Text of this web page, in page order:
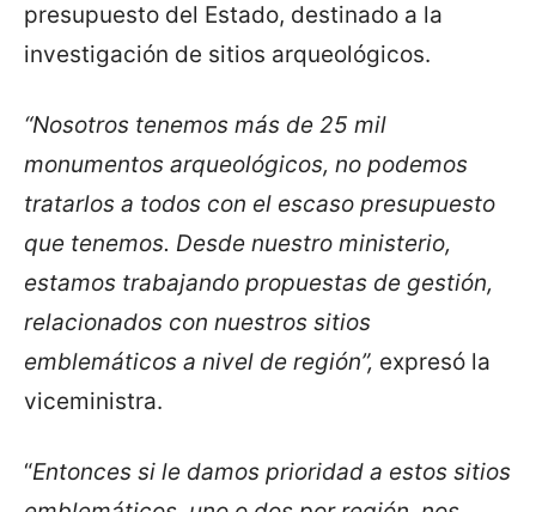
presupuesto del Estado, destinado a la
investigación de sitios arqueológicos.
“Nosotros tenemos más de 25 mil
monumentos arqueológicos, no podemos
tratarlos a todos con el escaso presupuesto
que tenemos. Desde nuestro ministerio,
estamos trabajando propuestas de gestión,
relacionados con nuestros sitios
emblemáticos a nivel de región”, expresó la
viceministra.
“Entonces si le damos prioridad a estos sitios